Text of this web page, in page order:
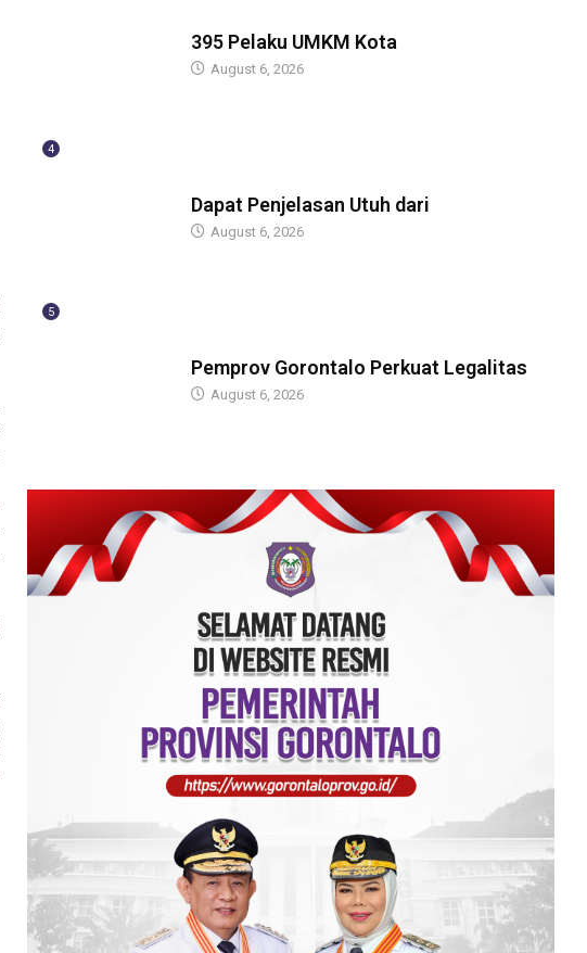
395 Pelaku UMKM Kota
August 6, 2026
4
Dapat Penjelasan Utuh dari
August 6, 2026
5
Pemprov Gorontalo Perkuat Legalitas
August 6, 2026